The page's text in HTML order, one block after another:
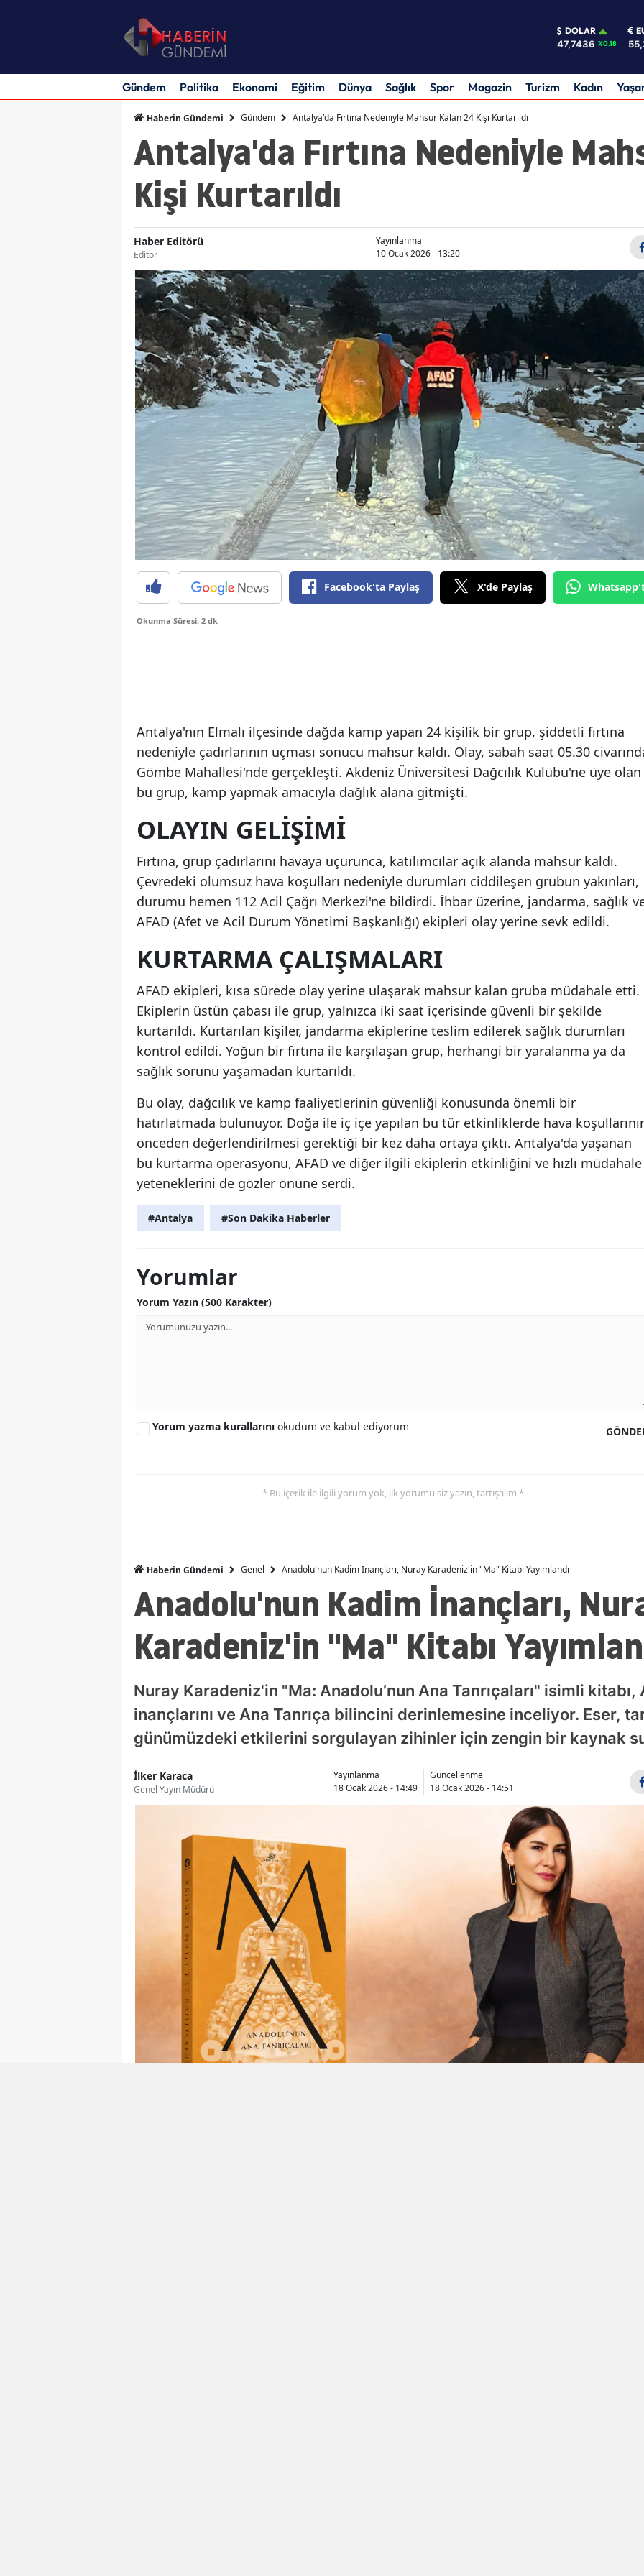
DOLAR
47,7436 %0.18
Gündem Politika Ekonomi Eğitim Dünya Sağlık Spor Magazin Turizm Kadın
Haberin Gündemi Gündem Antalya'da Fırtına Nedeniyle Mahsur Kalan 24 Kişi Kurtarıldı
Antalya'da Fırtına Nedeniyle
Kişi Kurtarıldı
Haber Editörü
Editör
Yayınlanma
10 Ocak 2026 - 13:20
Facebook'ta Paylaş X'de Paylaş
Okunma Süresi: 2 dk
Antalya'nın Elmalı ilçesinde dağda kamp yapan 24 kişilik bir grup, şiddetli fırtına
nedeniyle çadırlarının uçması sonucu mahsur kaldı. Olay, sabah saat 05.30
Gömbe Mahallesi'nde gerçekleşti. Akdeniz Üniversitesi Dağcılık Kulübü'ne üye olan
bu grup, kamp yapmak amacıyla dağlık alana gitmişti.
OLAYIN GELIŞIMI
Fırtına, grup çadırlarını havaya uçurunca, katılımcılar açık alanda mahsur kaldı.
Çevredeki olumsuz hava koşulları nedeniyle durumları ciddileşen grubun yakınları,
durumu hemen 112 Acil Çağrı Merkezi'ne bildirdi. İhbar üzerine, jandarma, sağlık
AFAD (Afet ve Acil Durum Yönetimi Başkanlığı) ekipleri olay yerine sevk edildi.
KURTARMA ÇALIŞMALARI
AFAD ekipleri, kısa sürede olay yerine ulaşarak mahsur kalan gruba müdahale etti.
Ekiplerin üstün çabası ile grup, yalnızca iki saat içerisinde güvenli bir şekilde
kurtarıldı. Kurtarılan kişiler, jandarma ekiplerine teslim edilerek sağlık durumları
kontrol edildi. Yoğun bir fırtına ile karşılaşan grup, herhangi bir yaralanma ya da
sağlık sorunu yaşamadan kurtarıldı.
Bu olay, dağcılık ve kamp faaliyetlerinin güvenliği konusunda önemli bir
hatırlatmada bulunuyor. Doğa ile iç içe yapılan bu tür etkinliklerde hava
önceden değerlendirilmesi gerektiği bir kez daha ortaya çıktı. Antalya'da yaşanan
bu kurtarma operasyonu, AFAD ve diğer ilgili ekiplerin etkinliğini ve hızlı müdahale
yeteneklerini de gözler önüne serdi.
#Antalya #Son Dakika Haberler
Yorumlar
Yorum Yazın (500 Karakter)
Yorum yazma kurallarını okudum ve kabul ediyorum
* Bu içerik ile ilgili yorum yok, ilk yorumu siz yazın, tartışalım *
Haberin Gündemi Genel Anadolu'nun Kadim İnançları, Nuray Karadeniz'in "Ma" Kitabı Yayımlandı
Anadolu'nun Kadim İnançları,
Karadeniz'in "Ma" Kitabı
Nuray Karadeniz'in "Ma: Anadolu’nun Ana Tanrıçaları" isimli kitabı,
inançlarını ve Ana Tanrıça bilincini derinlemesine inceliyor. Eser,
günümüzdeki etkilerini sorgulayan zihinler için zengin bir kaynak
İlker Karaca
Genel Yayın Müdürü
Yayınlanma
18 Ocak 2026 - 14:49
Güncellenme
18 Ocak 2026 - 14:51